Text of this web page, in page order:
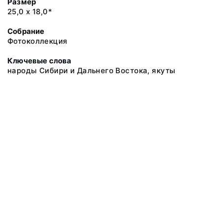
25,0 х 18,0*
Собрание
Фотоколлекция
Ключевые слова
народы Сибири и Дальнего Востока, якуты